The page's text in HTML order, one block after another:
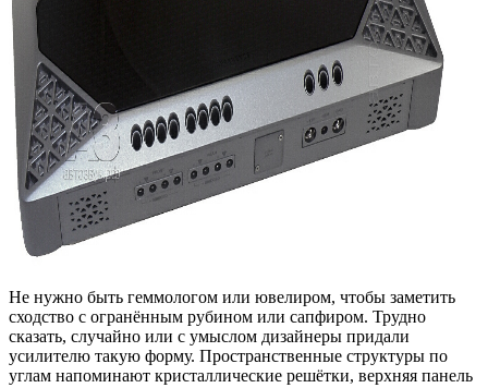
Не нужно быть геммологом или ювелиром, чтобы заметить
сходство с огранённым рубином или сапфиром. Трудно
сказать, случайно или с умыслом дизайнеры придали
усилителю такую форму. Пространственные структуры по
углам напоминают кристаллические решётки, верхняя панель